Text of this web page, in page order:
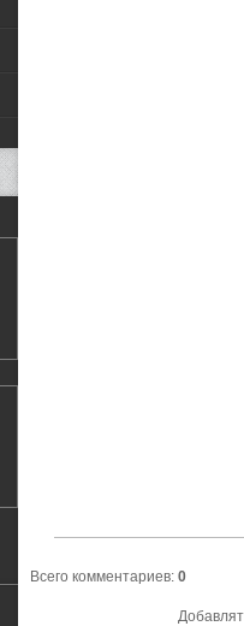
Всего комментариев: 0